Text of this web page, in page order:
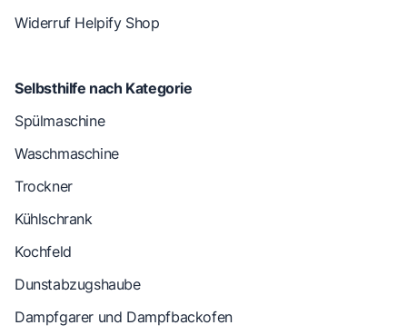
Widerruf Helpify Shop
Selbsthilfe nach Kategorie
Spülmaschine
Waschmaschine
Trockner
Kühlschrank
Kochfeld
Dunstabzugshaube
Dampfgarer und Dampfbackofen